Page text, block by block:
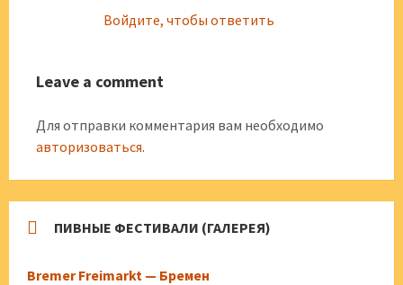
Войдите, чтобы ответить
Leave a comment
Для отправки комментария вам необходимо
авторизоваться.
ПИВНЫЕ ФЕСТИВАЛИ (ГАЛЕРЕЯ)
Bremer Freimarkt — Бремен